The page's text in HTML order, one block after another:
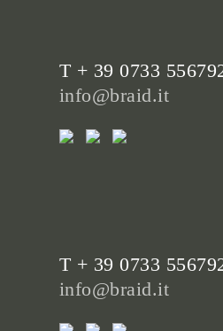
T + 39 0733
info@braid.it
T + 39 0733
info@braid.it